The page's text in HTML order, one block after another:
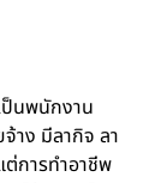
ป็นพนักงาน
าง มีลากิจ ลา
การทำอาชีพ